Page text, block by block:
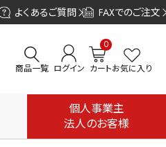
よくあるご質問 FAXでのご注文
商品一覧 ログイン カート
0
お気に入り
個人事業主
法人のお客様